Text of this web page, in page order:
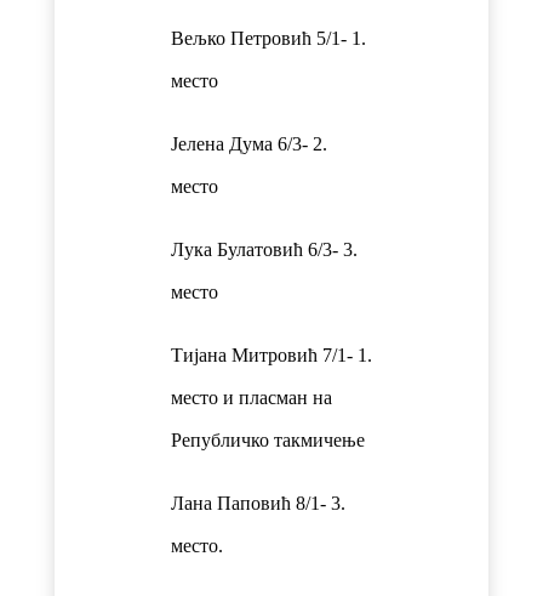
Вељко Петровић 5/1- 1.
место
Јелена Дума 6/3- 2.
место
Лука Булатовић 6/3- 3.
место
Тијана Митровић 7/1- 1.
место и пласман на
Републичко такмичење
Лана Паповић 8/1- 3.
место.